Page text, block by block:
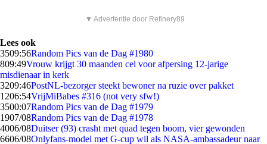
▼ Advertentie door Refinery89
Lees ook
3509:56Random Pics van de Dag #1980
809:49Vrouw krijgt 30 maanden cel voor afpersing 12-jarige
misdienaar in kerk
3209:46PostNL-bezorger steekt bewoner na ruzie over pakket
1206:54VrijMiBabes #316 (not very sfw!)
3500:07Random Pics van de Dag #1979
1907/08Random Pics van de Dag #1978
4006/08Duitser (93) crasht met quad tegen boom, vier gewonden
6606/08Onlyfans-model met G-cup wil als NASA-ambassadeur naar